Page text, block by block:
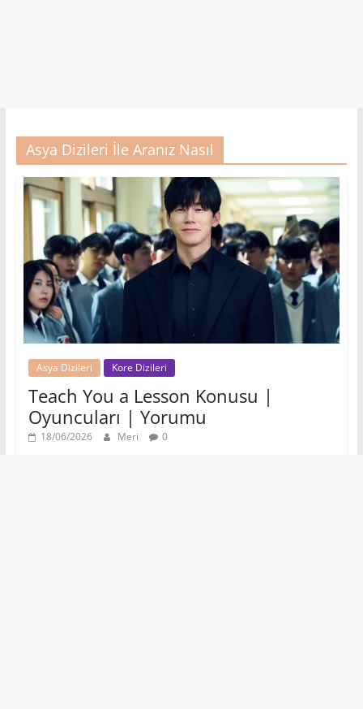
Asya Dizileri İle Aranız Nasıl
Asya Dizileri Kore Dizileri
Teach You a Lesson Konusu |
Oyuncuları | Yorumu
18/06/2026 Meri 0